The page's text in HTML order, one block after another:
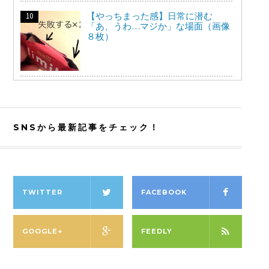
【やっちまった感】日常に潜む
「あ、うわ…マジか」な場面（画像
８枚）
SNSから最新記事をチェック！
TWITTER FACEBOOK
GOOGLE+ FEEDLY